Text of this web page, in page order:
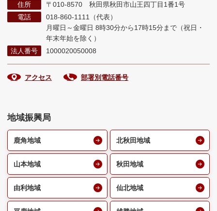
住所
〒010-8570 秋田県秋田市山王四丁目1番1号
電話
018-860-1111（代表）
月曜日～金曜日 8時30分から17時15分まで （祝日・
年末年始を除く）
法人番号
1000020050008
アクセス 部署別電話番号
地域振興局
鹿角地域 北秋田地域
山本地域 秋田地域
由利地域 仙北地域